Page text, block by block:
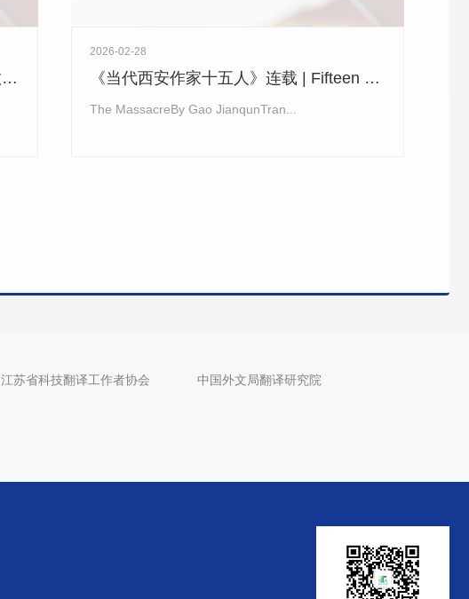
《当代西安作家十五人》连载4 | 吴克敬《暖怀》Warm Bosom
2026-02-28
《当代西安作家十五人》连载 | Fifteen Contemporary Xi’an Writers (3）：《大杀戮》The Massacre
The MassacreBy Gao JianqunTran...
江苏省科技翻译工作者协会 中国外文局翻译研究院